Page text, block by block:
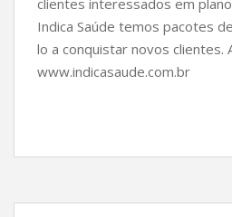
clientes interessados em
Indica Saúde temos pacotes
lo a conquistar novos clientes.
www.indicasaude.com.br